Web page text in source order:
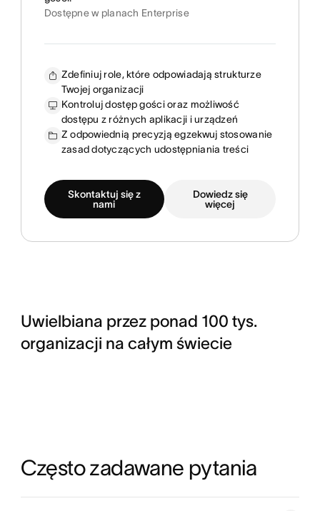
Dostępne w planach Enterprise
Zdefiniuj role, które odpowiadają strukturze
Twojej organizacji
Kontroluj dostęp gości oraz możliwość
dostępu z różnych aplikacji i urządzeń
Z odpowiednią precyzją egzekwuj stosowanie
zasad dotyczących udostępniania treści
Skontaktuj się z
nami
Dowiedz się
więcej
Uwielbiana przez ponad 100 tys.
organizacji na całym świecie
Często zadawane pytania